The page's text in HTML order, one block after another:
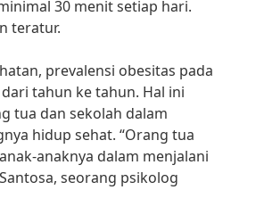
30 menit setiap hari.
teratur.
prevalensi obesitas pada
tahun ke tahun. Hal ini
tua dan sekolah dalam
hidup sehat. “Orang tua
anaknya dalam menjalani
seorang psikolog